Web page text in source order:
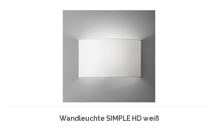
Wandleuchte SIMPLE HD weiß